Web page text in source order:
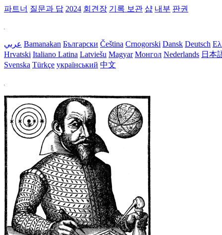
파트너 질문과 답 2024 회견장 기록 보관 샵 내부 판권
عربي Bamanakan Български Čeština Crnogorski Dansk Deutsch
Hrvatski Italiano Latina Latviešu Magyar Монгол Nederlands 日本
Svenska Türkçe український 中文